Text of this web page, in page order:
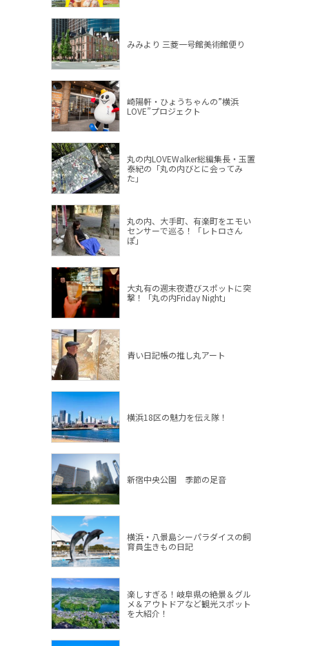
みみより 三菱一号館美術館便り
崎陽軒・ひょうちゃんの”横浜
LOVE”プロジェクト
丸の内LOVEWalker総編集長・玉置
泰紀の「丸の内びとに会ってみ
た」
丸の内、大手町、有楽町をエモい
センサーで巡る！「レトロさん
ぽ」
大丸有の週末夜遊びスポットに突
撃！「丸の内Friday Night」
青い日記帳の推し丸アート
横浜18区の魅力を伝え隊！
新宿中央公園 季節の足音
横浜・八景島シーパラダイスの飼
育員生きもの日記
楽しすぎる！岐阜県の絶景＆グル
メ＆アウトドアなど観光スポット
を大紹介！